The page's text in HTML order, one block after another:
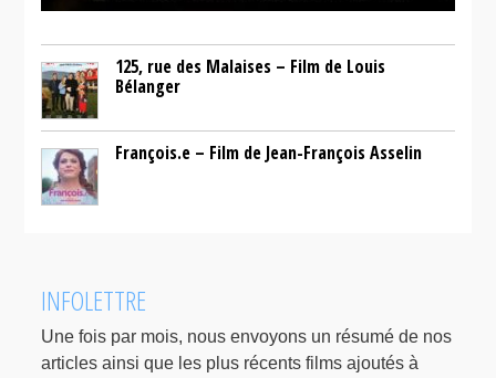
125, rue des Malaises – Film de Louis
Bélanger
François.e – Film de Jean-François Asselin
INFOLETTRE
Une fois par mois, nous envoyons un résumé de nos
articles ainsi que les plus récents films ajoutés à